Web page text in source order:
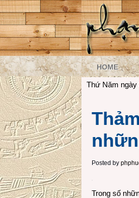
HOME
Thứ Năm ngày
Posted by
Trong số